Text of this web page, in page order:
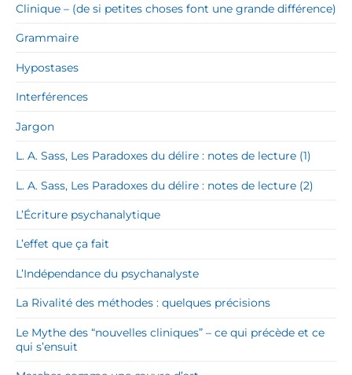
Clinique – (de si petites choses font une grande différence)
Grammaire
Hypostases
Interférences
Jargon
L. A. Sass, Les Paradoxes du délire : notes de lecture (1)
L. A. Sass, Les Paradoxes du délire : notes de lecture (2)
L’Écriture psychanalytique
L’effet que ça fait
L’Indépendance du psychanalyste
La Rivalité des méthodes : quelques précisions
Le Mythe des “nouvelles cliniques” – ce qui précède et ce
qui s’ensuit